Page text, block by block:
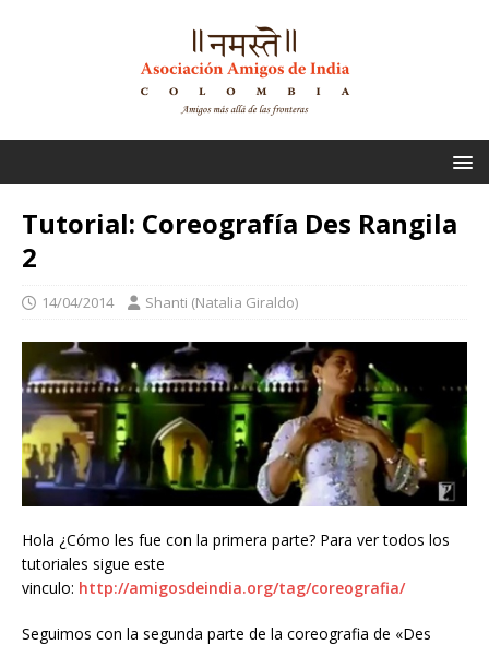
Tutorial: Coreografía Des Rangila
2
14/04/2014 Shanti (Natalia Giraldo)
Hola ¿Cómo les fue con la primera parte? Para ver todos los
tutoriales sigue este
vinculo: http://amigosdeindia.org/tag/coreografia/
Seguimos con la segunda parte de la coreografia de «Des